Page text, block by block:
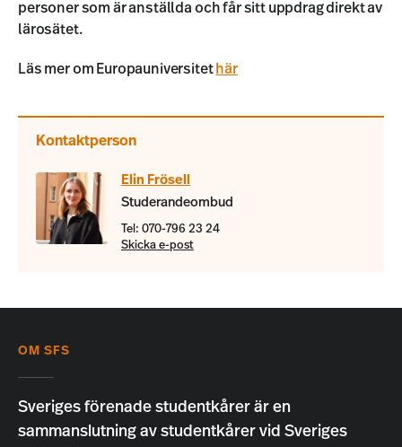
personer som är anställda och får sitt uppdrag direkt av
lärosätet.
Läs mer om Europauniversitet här
Kontaktperson
Elin Frösell
Studerandeombud
Tel: 070-796 23 24
Skicka e-post
OM SFS
Sveriges förenade studentkårer är en
sammanslutning av studentkårer vid Sveriges